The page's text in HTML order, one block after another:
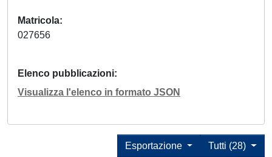
Matricola
027656
Elenco pubblicazioni
Visualizza l'elenco in formato JSON
Tutti (28)
Esportazione